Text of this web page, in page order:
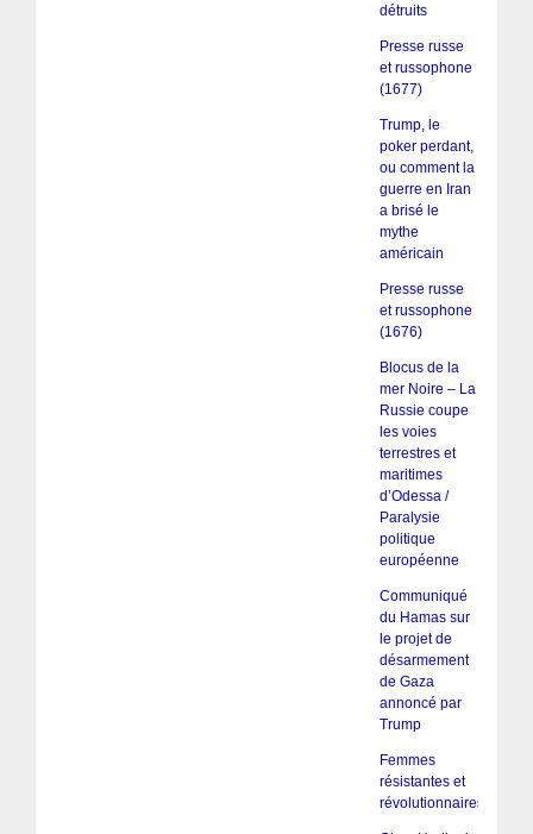
détruits
Presse russe
et russophone
(1677)
Trump, le
poker perdant,
ou comment la
guerre en Iran
a brisé le
mythe
américain
Presse russe
et russophone
(1676)
Blocus de la
mer Noire – La
Russie coupe
les voies
terrestres et
maritimes
d’Odessa /
Paralysie
politique
européenne
Communiqué
du Hamas sur
le projet de
désarmement
de Gaza
annoncé par
Trump
Femmes
résistantes et
révolutionnaires